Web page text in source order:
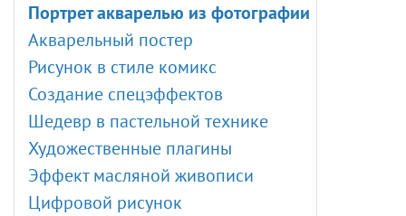
Портрет акварелью из фотографии
Акварельный постер
Рисунок в стиле комикс
Создание спецэффектов
Шедевр в пастельной технике
Художественные плагины
Эффект масляной живописи
Цифровой рисунок